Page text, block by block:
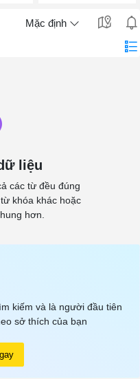
Mặc định
liệu
các từ đều đúng
khóa khác hoặc
hơn.
kiếm và là người đầu tiên
sở thích của bạn